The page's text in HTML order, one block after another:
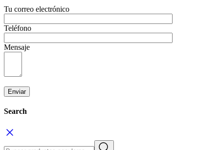
Tu correo electrónico
Teléfono
Mensaje
Search